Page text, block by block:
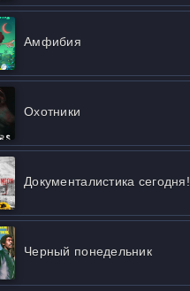
Амфибия
Охотники
Документалистика сегодня!
Черный понедельник